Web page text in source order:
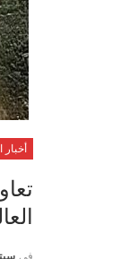
أخبار
في